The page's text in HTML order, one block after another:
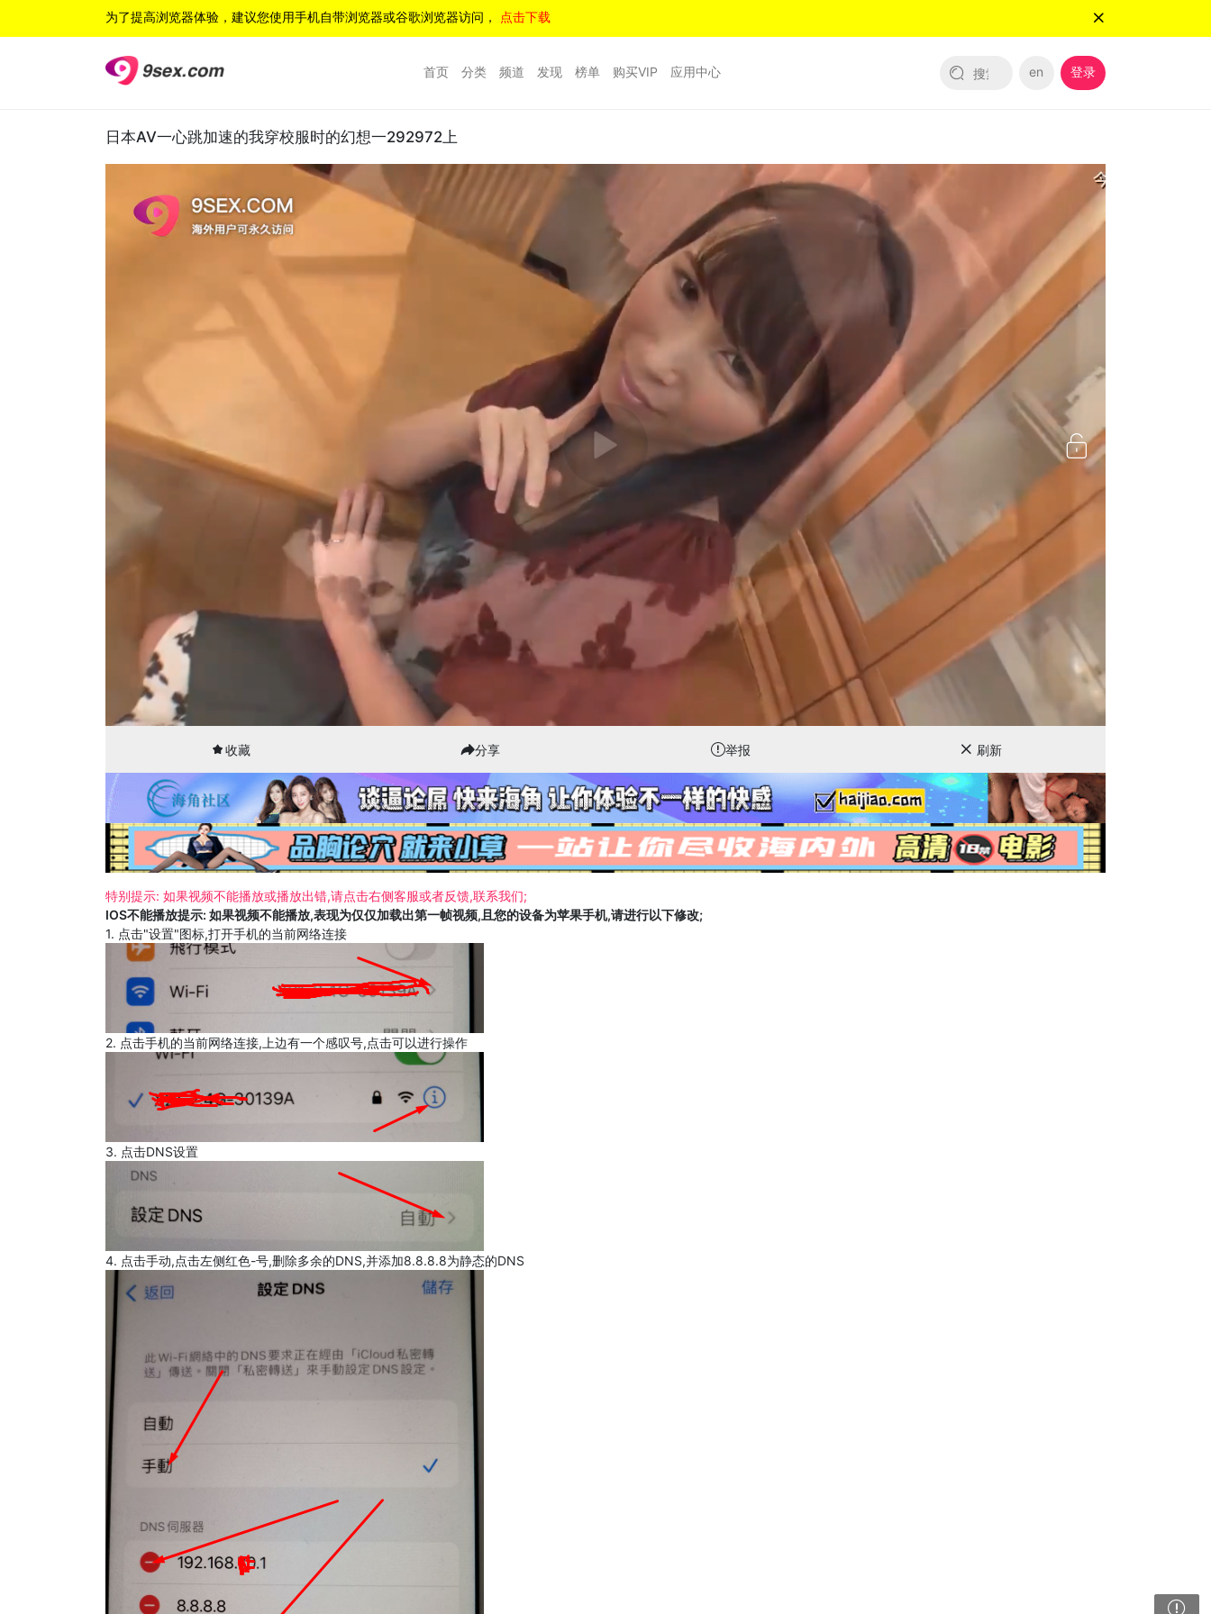
为了提高浏览器体验，建议您使用手机自带浏览器或谷歌浏览器访问， 点击下载
首页 分类 频道 发现 榜单 购买VIP 应用中心 en 登录
日本AV一心跳加速的我穿校服时的幻想一292972上
收藏 分享 举报 刷新
特别提示: 如果视频不能播放或播放出错,请点击右侧客服或者反馈,联系我们;
IOS不能播放提示: 如果视频不能播放,表现为仅仅加载出第一帧视频,且您的设备为苹果手机,请进行以下修改;
1. 点击"设置"图标,打开手机的当前网络连接
2. 点击手机的当前网络连接,上边有一个感叹号,点击可以进行操作
3. 点击DNS设置
4. 点击手动,点击左侧红色-号,删除多余的DNS,并添加8.8.8.8为静态的DNS